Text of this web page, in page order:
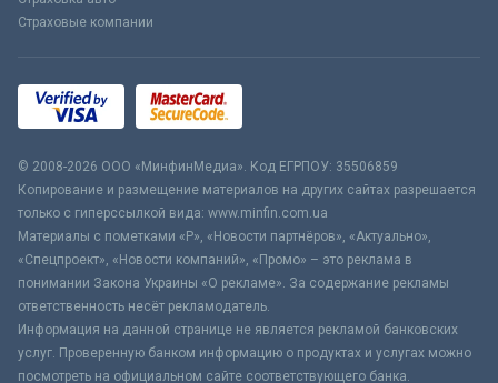
Страховые компании
© 2008-2026 ООО «МинфинМедиа». Код ЕГРПОУ: 35506859
Копирование и размещение материалов на других сайтах разрешается
только с гиперссылкой вида: www.minfin.com.ua
Материалы с пометками «Р», «Новости партнёров», «Актуально»,
«Спецпроект», «Новости компаний», «Промо» – это реклама в
понимании Закона Украины «О рекламе». За содержание рекламы
ответственность несёт рекламодатель.
Информация на данной странице не является рекламой банковских
услуг. Проверенную банком информацию о продуктах и услугах можно
посмотреть на официальном сайте соответствующего банка.